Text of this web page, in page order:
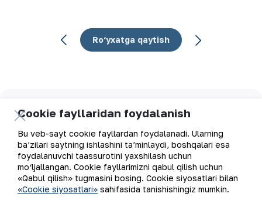
Ro‘yxatga qaytish
Elektron pochta manzili
Yangilanishlarga obuna bo'ling
“Navoiy kon-metallurgiya kombinati” AJ (“NKMK” AJ)
Cookie fayllaridan foydalanish
Bu veb-sayt cookie fayllardan foydalanadi. Ularning
ba’zilari saytning ishlashini ta’minlaydi, boshqalari esa
foydalanuvchi taassurotini yaxshilash uchun
mo‘ljallangan. Cookie fayllarimizni qabul qilish uchun
«Qabul qilish» tugmasini bosing. Cookie siyosatlari bilan
«Cookie siyosatlari» sahifasida tanishishingiz mumkin.